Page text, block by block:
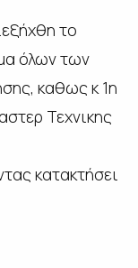
το
όλων των
καθως κ 1η
Τεχνικης
κατακτήσει